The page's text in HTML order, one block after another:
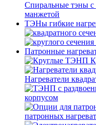
Спиральные тэны
манжетой
ТЭНы гибкие
Патронные
Нагреватели
корпусом
патронных